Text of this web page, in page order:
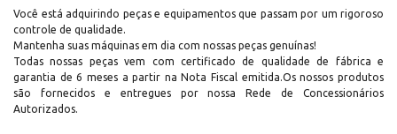
Você está adquirindo peças e equipamentos que passam por um rigoroso
controle de qualidade.
Mantenha suas máquinas em dia com nossas peças genuínas!
Todas nossas peças vem com certificado de qualidade de fábrica e
garantia de 6 meses a partir na Nota Fiscal emitida.Os nossos produtos
são fornecidos e entregues por nossa Rede de Concessionários
Autorizados.